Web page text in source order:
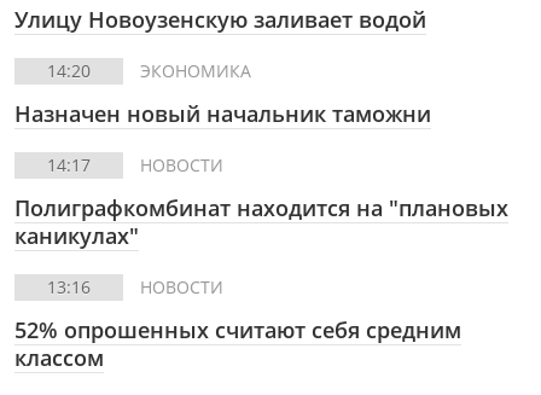
Улицу Новоузенскую заливает водой
14:20 ЭКОНОМИКА
Назначен новый начальник таможни
14:17 НОВОСТИ
Полиграфкомбинат находится на "плановых
каникулах"
13:16 НОВОСТИ
52% опрошенных считают себя средним
классом